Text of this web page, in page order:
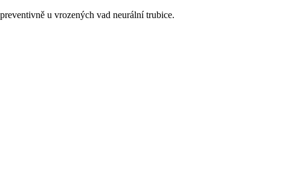
u vrozených vad neurální trubice.